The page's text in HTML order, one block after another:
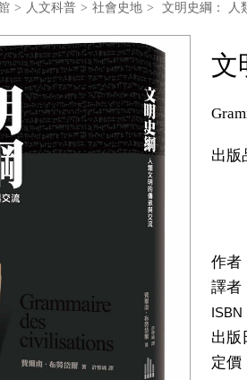
> 人文科普 > 社會史地 > 文明史綱： 人
文
出版
作者
譯者
ISBN
出版
定價